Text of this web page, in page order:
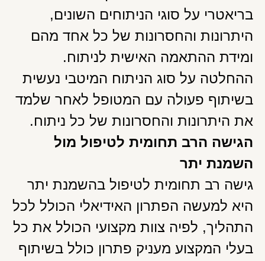
בריאטרי על סוגי הניתוחים השונים,
היתרונות והחסרונות של כל אחד מהם
ומידת ההתאמה האישית לניתוח.
ההחלטה על סוג הניתוח המיטבי נעשית
בשיתוף פעולה עם המטופל לאחר שלמד
את היתרונות והחסרונות של כל ניתוח.
הגישה הרב תחומית לטיפול מול
השמנת יתר
גישה רב תחומית לטיפול בהשמנת יתר
היא למעשה הפתרון האידיאלי הכולל לכל
התהליך, לפיה צוות מקצועי הכולל את כל
בעלי המקצוע מעניק פתרון כולל בשיתוף